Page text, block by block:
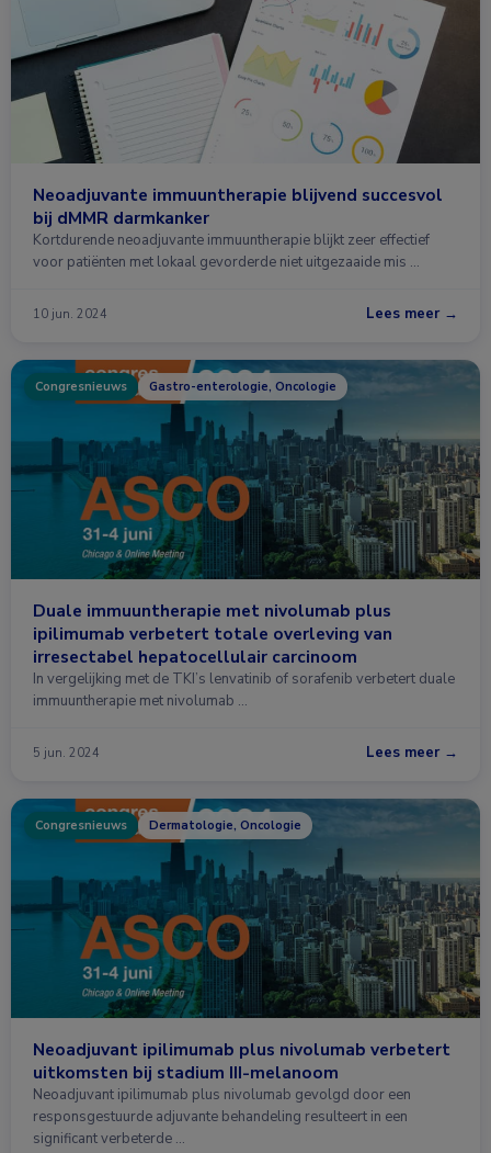
Neoadjuvante immuuntherapie blijvend succesvol
bij dMMR darmkanker
Kortdurende neoadjuvante immuuntherapie blijkt zeer effectief
voor patiënten met lokaal gevorderde niet uitgezaaide mis …
10 jun. 2024 Lees meer →
Congresnieuws Gastro-enterologie, Oncologie
Duale immuuntherapie met nivolumab plus
ipilimumab verbetert totale overleving van
irresectabel hepatocellulair carcinoom
In vergelijking met de TKI’s lenvatinib of sorafenib verbetert duale
immuuntherapie met nivolumab …
5 jun. 2024 Lees meer →
Congresnieuws Dermatologie, Oncologie
Neoadjuvant ipilimumab plus nivolumab verbetert
uitkomsten bij stadium III-melanoom
Neoadjuvant ipilimumab plus nivolumab gevolgd door een
responsgestuurde adjuvante behandeling resulteert in een
significant verbeterde …